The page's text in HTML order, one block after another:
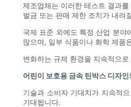
제조업체는 이러한 테스트 결과
벌금 또는 판매 제한 조치가 내려
국제 표준 외에도 특정 산업 분야
많으며, 일부 식품이나 화학 제품
변화하는 규제 환경을 지속적으
어린이 보호용 금속 틴박스 디자
기술과 소비자 기대치가 지속적
기대됩니다.